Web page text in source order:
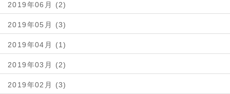
2019年06月 (2)
2019年05月 (3)
2019年04月 (1)
2019年03月 (2)
2019年02月 (3)